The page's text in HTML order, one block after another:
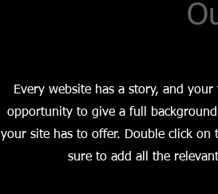
Every website has a story, and
opportunity to give a full
your site has to offer. Double click
sure to add all the